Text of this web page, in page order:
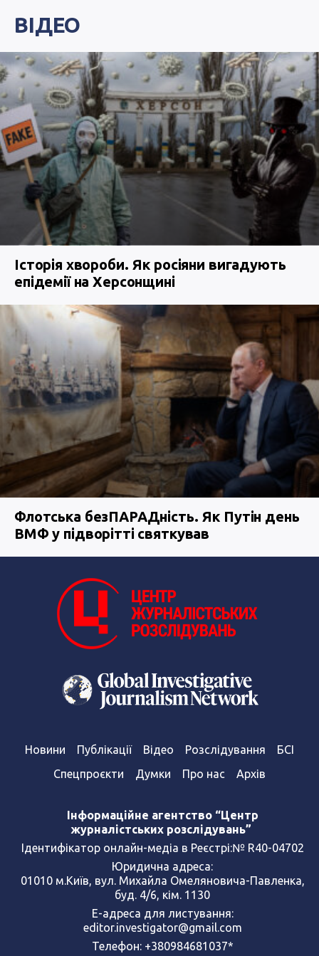
ВІДЕО
Історія хвороби. Як росіяни вигадують
епідемії на Херсонщині
Флотська безПАРАДність. Як Путін день
ВМФ у підворітті святкував
Новини Публікації Відео Розслідування
БСІ
Спецпроєкти
Думки Про нас Архів
Інформаційне агентство “Центр
журналістських розслідувань”
Ідентифікатор онлайн-медіа в Реєстрі:№ R40-04702
Юридична адреса:
01010 м.Київ, вул. Михайла Омеляновича-Павленка,
буд. 4/6, кім. 1130
Е-адреса для листування:
editor.investigator@gmail.com
Телефон: +380984681037*